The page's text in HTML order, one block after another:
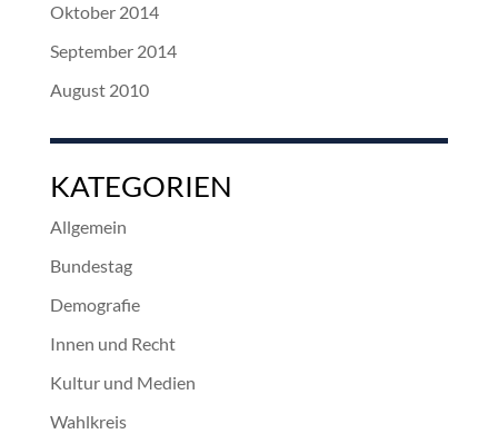
Oktober 2014
September 2014
August 2010
KATEGORIEN
Allgemein
Bundestag
Demografie
Innen und Recht
Kultur und Medien
Wahlkreis